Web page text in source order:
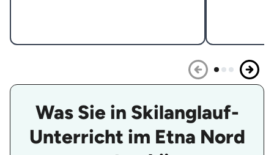
Was Sie in Skilanglauf-
Unterricht im Etna Nord